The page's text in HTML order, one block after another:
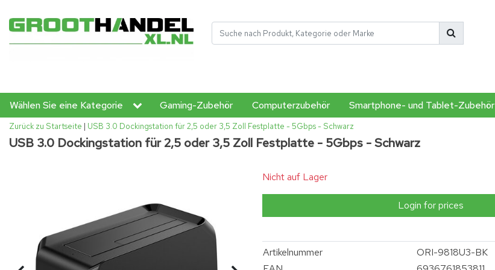
Wählen Sie eine Kategorie Gaming-Zubehör Computerzubehör Smartphone- und Tablet-Zubehör
Zurück zu Startseite | USB 3.0 Dockingstation für 2,5 oder 3,5 Zoll Festplatte - 5Gbps - Schwarz
USB 3.0 Dockingstation für 2,5 oder 3,5 Zoll Festplatte - 5Gbps - Schwarz
Nicht auf Lager
Login for prices
Artikelnummer
ORI-9818U3-BK